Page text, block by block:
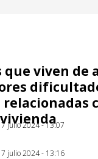
que viven de
julio 2024 - 13:07
julio 2024 - 13:16